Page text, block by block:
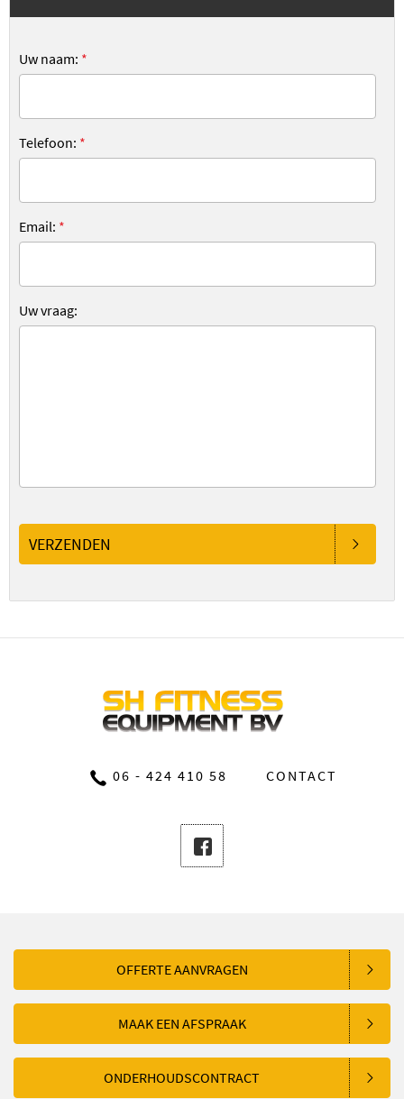
Uw naam: *
Telefoon: *
Email: *
Uw vraag:
VERZENDEN
06 - 424 410 58 CONTACT
OFFERTE AANVRAGEN
MAAK EEN AFSPRAAK
ONDERHOUDSCONTRACT